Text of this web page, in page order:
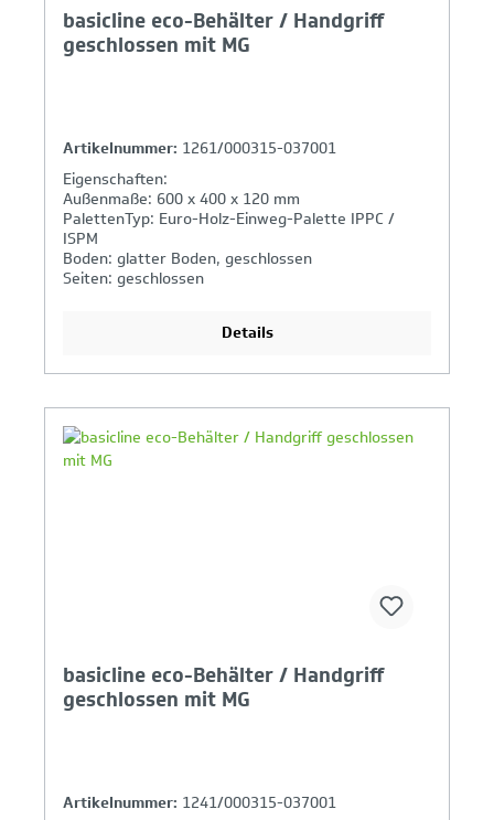
basicline eco-Behälter / Handgriff
geschlossen mit MG
Artikelnummer: 1261/000315-037001
Eigenschaften:
Außenmaße: 600 x 400 x 120 mm
PalettenTyp: Euro-Holz-Einweg-Palette IPPC /
ISPM
Boden: glatter Boden, geschlossen
Seiten: geschlossen
Details
Ihr Produktvergleich ist voll
basicline eco-Behälter / Handgriff
geschlossen mit MG
Artikelnummer: 1241/000315-037001